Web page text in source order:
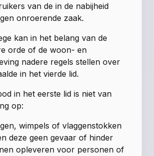
van de in de nabijheid
onroerende zaak.
kan in het belang van de
orde of de woon- en
nadere regels stellen over
in het vierde lid.
in het eerste lid is niet van
op:
wimpels of vlaggenstokken
deze geen gevaar of hinder
opleveren voor personen of